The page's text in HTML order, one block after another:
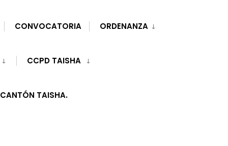
CONVOCATORIA ORDENANZA
CCPD TAISHA
CANTÓN TAISHA.